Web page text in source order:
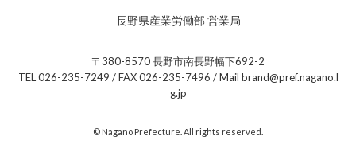
長野県産業労働部 営業局
〒380-8570 長野市南長野幅下692-2
TEL 026-235-7249 / FAX 026-235-7496 / Mail brand@pref.nagano.l
g.jp
© Nagano Prefecture. All rights reserved.